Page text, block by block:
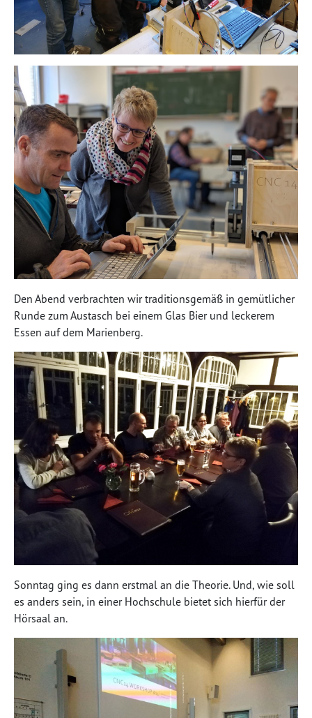
Den Abend verbrachten wir traditionsgemäß in gemütlicher
Runde zum Austasch bei einem Glas Bier und leckerem
Essen auf dem Marienberg.
Sonntag ging es dann erstmal an die Theorie. Und, wie soll
es anders sein, in einer Hochschule bietet sich hierfür der
Hörsaal an.